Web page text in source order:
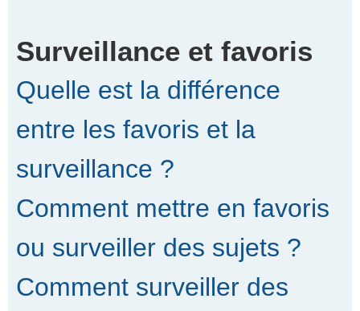
Surveillance et favoris
Quelle est la différence
entre les favoris et la
surveillance ?
Comment mettre en favoris
ou surveiller des sujets ?
Comment surveiller des